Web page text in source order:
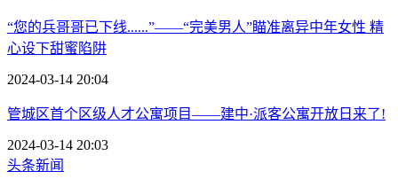
“您的兵哥哥已下线......”——“完美男人”瞄准离异中年女性 精
心设下甜蜜陷阱
2024-03-14 20:04
管城区首个区级人才公寓项目——建中·派客公寓开放日来了!
2024-03-14 20:03
头条新闻